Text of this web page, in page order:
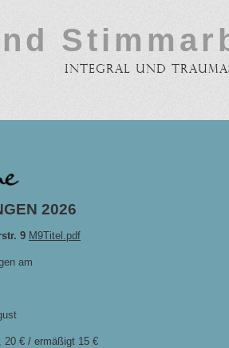
integral und
2026
9 M9Titel.pdf
am
20 € / ermäßigt 15 €